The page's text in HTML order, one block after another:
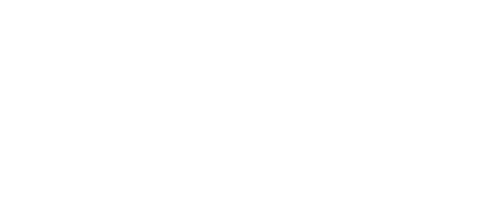
de Obra em São Paulo
Projetos e Obras em São Paulo